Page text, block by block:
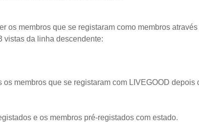
os membros que se registaram como membros
vistas da linha descendente:
membros que se registaram com LIVEGOOD depois
e os membros pré-registados com estado.